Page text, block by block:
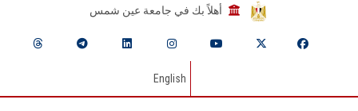
أهلاً بك في جامعة عين شمس
English